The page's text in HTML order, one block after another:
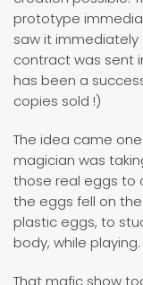
prototype
saw it immediately
contract was sent
has been a
copies sold !)
The idea came
magician was
those real eggs to
the eggs fell on
plastic eggs, to
body, while playing.